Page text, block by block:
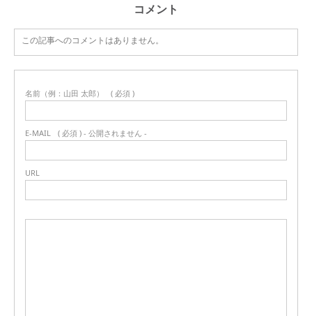
コメント
この記事へのコメントはありません。
名前（例：山田 太郎） ( 必須 )
E-MAIL ( 必須 ) - 公開されません -
URL